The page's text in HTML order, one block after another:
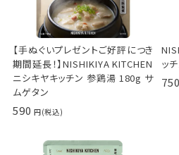
【手ぬぐいプレゼントご好評につき
期間延長！】NISHIKIYA KITCHEN
ニシキヤキッチン 参鶏湯 180g サ
ムゲタン
590
ッ
750